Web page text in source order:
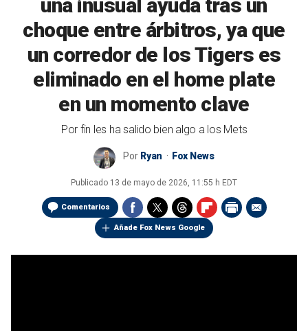
una inusual ayuda tras un
choque entre árbitros, ya que
un corredor de los Tigers es
eliminado en el home plate
en un momento clave
Por fin les ha salido bien algo a los Mets
Por Ryan Fox News
Publicado 13 de mayo de 2026, 11:55 h EDT
Comentarios
Añade Fox News Google